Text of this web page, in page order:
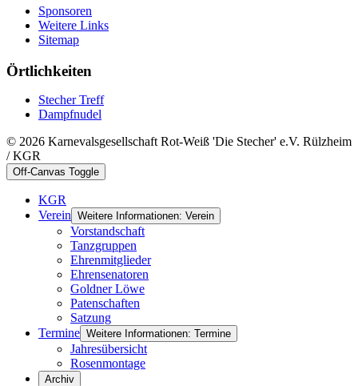
Sponsoren
Weitere Links
Sitemap
Örtlichkeiten
Stecher Treff
Dampfnudel
© 2026 Karnevalsgesellschaft Rot-Weiß 'Die Stecher' e.V. Rülzheim
/ KGR
Off-Canvas Toggle
KGR
Verein Weitere Informationen: Verein
Vorstandschaft
Tanzgruppen
Ehrenmitglieder
Ehrensenatoren
Goldner Löwe
Patenschaften
Satzung
Termine Weitere Informationen: Termine
Jahresübersicht
Rosenmontage
Archiv